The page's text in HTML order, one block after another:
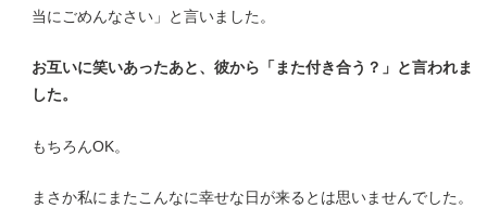
当にごめんなさい」と言いました。
お互いに笑いあったあと、彼から「また付き合う？」と言われま
した。
もちろんOK。
まさか私にまたこんなに幸せな日が来るとは思いませんでした。